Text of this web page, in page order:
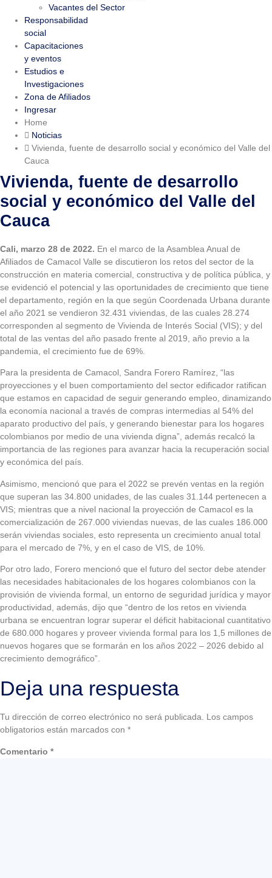
Vacantes del Sector
Responsabilidad
social
Capacitaciones
y eventos
Estudios e
Investigaciones
Zona de Afiliados
Ingresar
Home
Noticias
Vivienda, fuente de desarrollo social y económico del Valle del
Cauca
Vivienda, fuente de desarrollo
social y económico del Valle del
Cauca
Cali, marzo 28 de 2022. En el marco de la Asamblea Anual de
Afiliados de Camacol Valle se discutieron los retos del sector de la
construcción en materia comercial, constructiva y de política pública, y
se evidenció el potencial y las oportunidades de crecimiento que tiene
el departamento, región en la que según Coordenada Urbana durante
el año 2021 se vendieron 32.431 viviendas, de las cuales 28.274
corresponden al segmento de Vivienda de Interés Social (VIS); y del
total de las ventas del año pasado frente al 2019, año previo a la
pandemia, el crecimiento fue de 69%.
Para la presidenta de Camacol, Sandra Forero Ramírez, “las
proyecciones y el buen comportamiento del sector edificador ratifican
que estamos en capacidad de seguir generando empleo, dinamizando
la economía nacional a través de compras intermedias al 54% del
aparato productivo del país, y generando bienestar para los hogares
colombianos por medio de una vivienda digna”, además recalcó la
importancia de las regiones para avanzar hacia la recuperación social
y económica del país.
Asimismo, mencionó que para el 2022 se prevén ventas en la región
que superan las 34.800 unidades, de las cuales 31.144 pertenecen a
VIS; mientras que a nivel nacional la proyección de Camacol es la
comercialización de 267.000 viviendas nuevas, de las cuales 186.000
serán viviendas sociales, esto representa un crecimiento anual total
para el mercado de 7%, y en el caso de VIS, de 10%.
Por otro lado, Forero mencionó que el futuro del sector debe atender
las necesidades habitacionales de los hogares colombianos con la
provisión de vivienda formal, un entorno de seguridad jurídica y mayor
productividad, además, dijo que “dentro de los retos en vivienda
urbana se encuentran lograr superar el déficit habitacional cuantitativo
de 680.000 hogares y proveer vivienda formal para los 1,5 millones de
nuevos hogares que se formarán en los años 2022 – 2026 debido al
crecimiento demográfico”.
Deja una respuesta
Tu dirección de correo electrónico no será publicada.
Los campos
obligatorios están marcados con *
Comentario *